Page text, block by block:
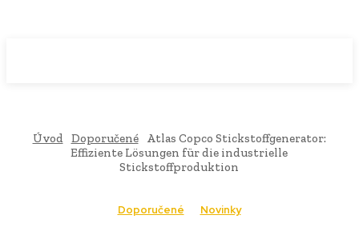
Úvod Doporučené
Atlas Copco Stickstoffgenerator:
Effiziente Lösungen für die industrielle
Stickstoffproduktion
Doporučené Novinky